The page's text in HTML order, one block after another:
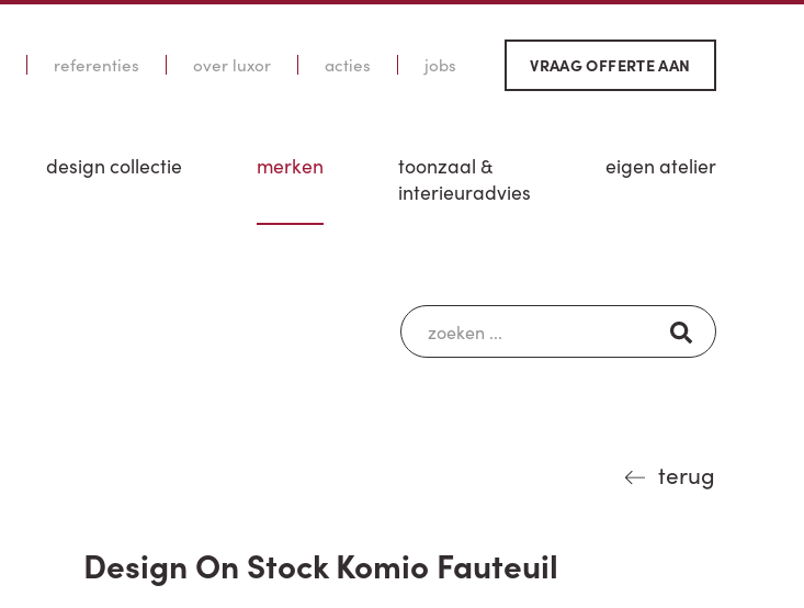
referenties over luxor acties jobs VRAAG OFFERTE AAN
design collectie merken
toonzaal &
interieuradvies
eigen atelier
terug
Design On Stock Komio Fauteuil